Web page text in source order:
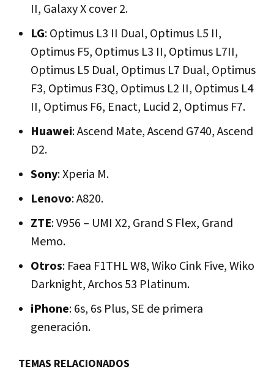
II, Galaxy X cover 2.
LG: Optimus L3 II Dual, Optimus L5 II,
Optimus F5, Optimus L3 II, Optimus L7II,
Optimus L5 Dual, Optimus L7 Dual, Optimus
F3, Optimus F3Q, Optimus L2 II, Optimus L4
II, Optimus F6, Enact, Lucid 2, Optimus F7.
Huawei: Ascend Mate, Ascend G740, Ascend
D2.
Sony: Xperia M.
Lenovo: A820.
ZTE: V956 – UMI X2, Grand S Flex, Grand
Memo.
Otros: Faea F1THL W8, Wiko Cink Five, Wiko
Darknight, Archos 53 Platinum.
iPhone: 6s, 6s Plus, SE de primera
generación.
TEMAS RELACIONADOS